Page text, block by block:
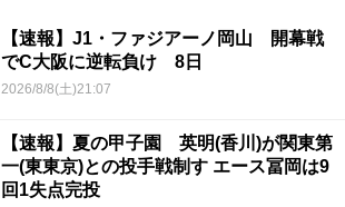
【速報】J1・ファジアーノ岡山 開幕戦
でC大阪に逆転負け 8日
2026/8/8(土)21:07
【速報】夏の甲子園 英明(香川)が関東第
一(東東京)との投手戦制す エース冨岡は9
回1失点完投